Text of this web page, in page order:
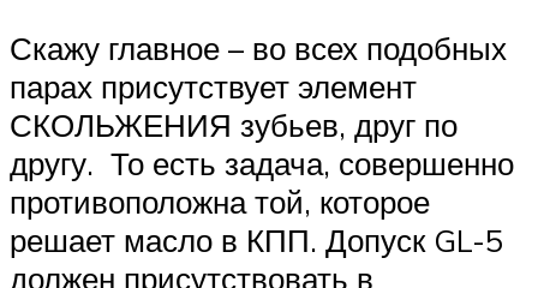
Скажу главное – во всех подобных
парах присутствует элемент
СКОЛЬЖЕНИЯ зубьев, друг по
другу. То есть задача, совершенно
противоположна той, которое
решает масло в КПП. Допуск GL-5
должен присутствовать в